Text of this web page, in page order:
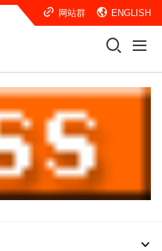
网站群 ENGLISH